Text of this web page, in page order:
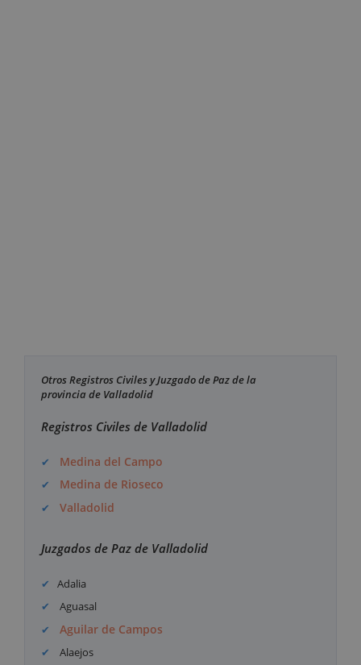
Otros Registros Civiles y Juzgado de Paz de la
provincia de Valladolid
Registros Civiles de Valladolid
Medina del Campo
Medina de Rioseco
Valladolid
Juzgados de Paz de Valladolid
Adalia
Aguasal
Aguilar de Campos
Alaejos